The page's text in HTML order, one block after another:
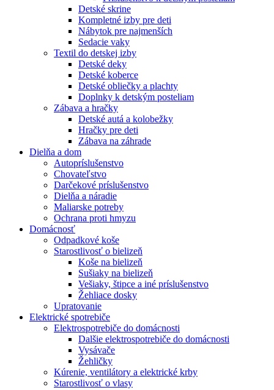
Detské skrine
Kompletné izby pre deti
Nábytok pre najmenších
Sedacie vaky
Textil do detskej izby
Detské deky
Detské koberce
Detské obliečky a plachty
Doplnky k detským posteliam
Zábava a hračky
Detské autá a kolobežky
Hračky pre deti
Zábava na záhrade
Dielňa a dom
Autopríslušenstvo
Chovateľstvo
Darčekové príslušenstvo
Dielňa a náradie
Maliarske potreby
Ochrana proti hmyzu
Domácnosť
Odpadkové koše
Starostlivosť o bielizeň
Koše na bielizeň
Sušiaky na bielizeň
Vešiaky, štipce a iné príslušenstvo
Žehliace dosky
Upratovanie
Elektrické spotrebiče
Elektrospotrebiče do domácnosti
Dalšie elektrospotrebiče do domácnosti
Vysávače
Žehličky
Kúrenie, ventilátory a elektrické krby
Starostlivosť o vlasy